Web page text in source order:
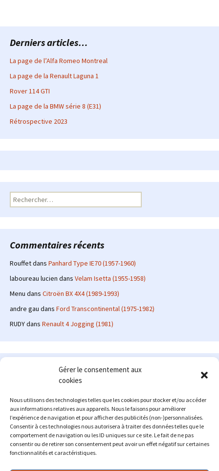
Gérer le consentement aux
cookies
Nous utilisons des technologies telles que les cookies pour stocker et/ou accéder
aux informations relatives aux appareils. Nous le faisons pour améliorer
l’expérience de navigation et pour afficher des publicités (non-)personnalisées.
Consentir à ces technologies nous autorisera à traiter des données telles que le
comportement de navigation ou les ID uniques sur ce site. Le fait de ne pas
consentir ou de retirer son consentement peut avoir un effet négatif sur certaines
fonctionnalités et caractéristiques.
Derniers articles…
La page de l’Alfa Romeo Montreal
La page de la Renault Laguna 1
Rover 114 GTI
La page de la BMW série 8 (E31)
Rétrospective 2023
Rechercher :
Commentaires récents
Rouffetdans Panhard Type IE70 (1957-1960)
laboureau lucien dans Velam Isetta (1955-1958)
Menu dans Citroën BX 4X4 (1989-1993)
andre gau dans Ford Transcontinental (1975-1982)
RUDYdans Renault 4 Jogging (1981)
Le site en quelques mots
: passionné d'automobile ancienne depuis de
nombreuses années, j'ai commencé à partager ma passion sur
internet à partir de 2009 au travers d'un blog qui a connu un relatif
succès. Fin 2013, je décide de prendre mon autonomie et me lancer
avec mon propre site : l'Automobile Ancienne.
Me contacter : alex(at)lautomobileancienne.com